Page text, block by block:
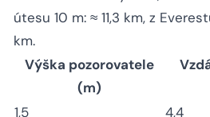
útesu 10 m: ≈ 11,3 km, z
km.
Výška pozorovatele
(m)
1,5
4,4